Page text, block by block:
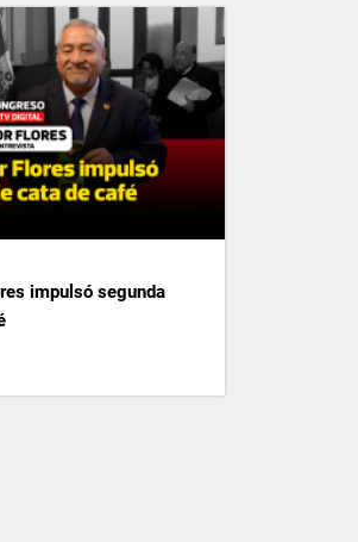
impulsó segunda